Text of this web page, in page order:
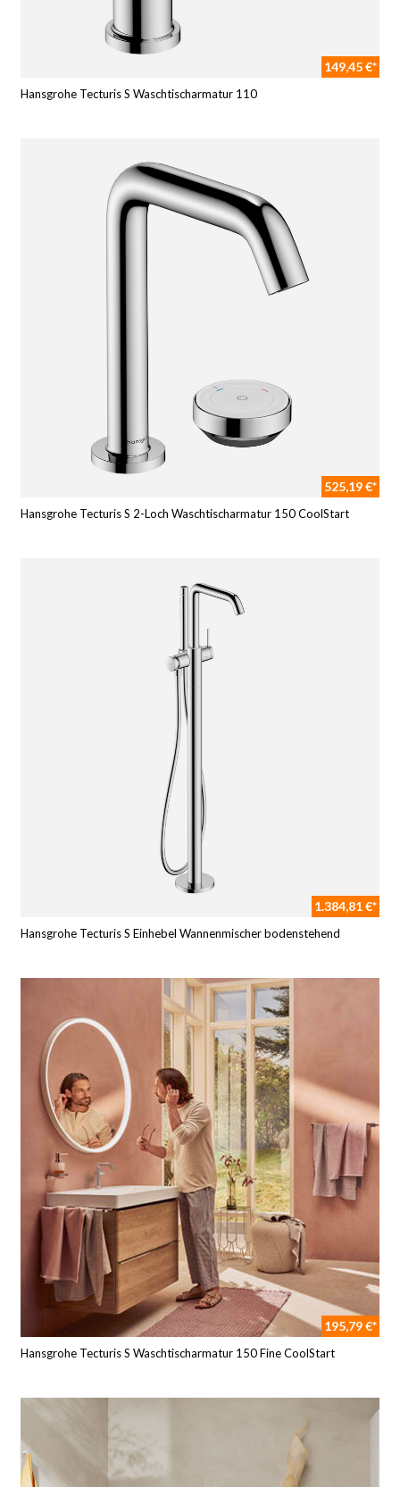
149,45 €*
Hansgrohe Tecturis S Waschtischarmatur 110
525,19 €*
Hansgrohe Tecturis S 2-Loch Waschtischarmatur 150 CoolStart
1.384,81 €*
Hansgrohe Tecturis S Einhebel Wannenmischer bodenstehend
195,79 €*
Hansgrohe Tecturis S Waschtischarmatur 150 Fine CoolStart